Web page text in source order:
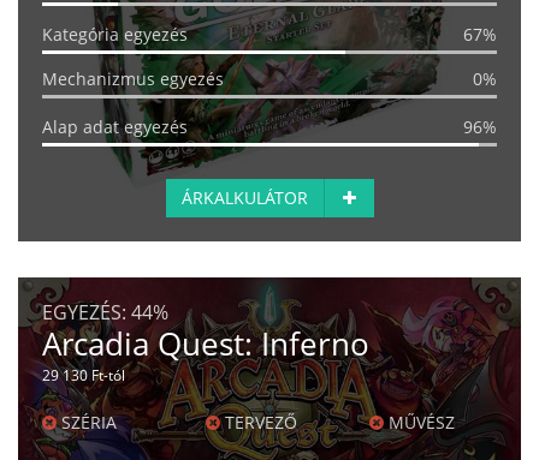
Kategória egyezés
67%
Mechanizmus egyezés
0%
Alap adat egyezés 96%
ÁRKALKULÁTOR
EGYEZÉS: 44%
Arcadia Quest: Inferno
29 130 Ft-tól
SZÉRIA TERVEZŐ MŰVÉSZ